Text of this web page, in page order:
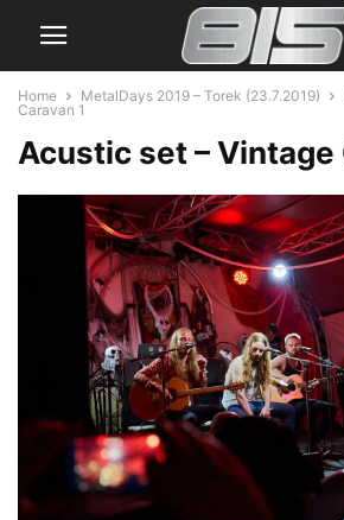
Home MetalDays 2019 – Torek (23.7.2019)
Caravan 1
Acustic set – Vintage